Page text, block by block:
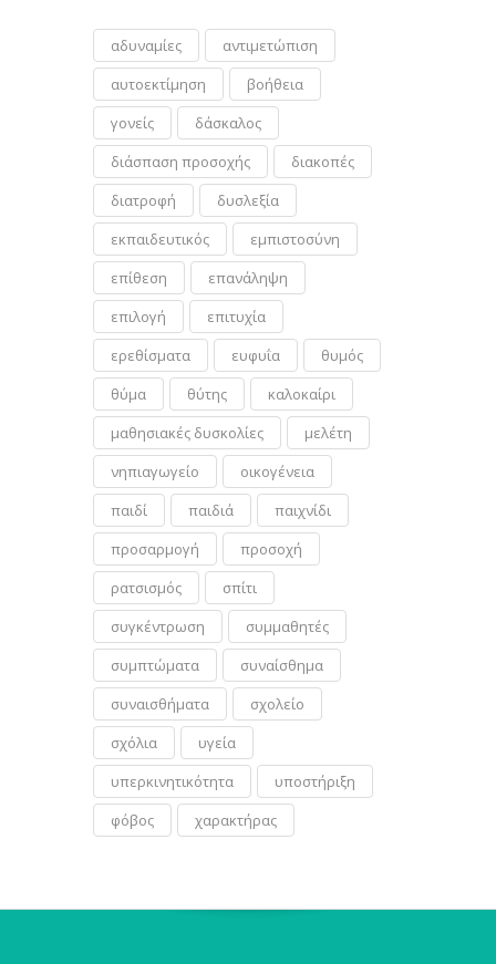
αδυναμίες
αντιμετώπιση
αυτοεκτίμηση
βοήθεια
γονείς
δάσκαλος
διάσπαση προσοχής
διακοπές
διατροφή
δυσλεξία
εκπαιδευτικός
εμπιστοσύνη
επίθεση
επανάληψη
επιλογή
επιτυχία
ερεθίσματα
ευφυΐα
θυμός
θύμα
θύτης
καλοκαίρι
μαθησιακές δυσκολίες
μελέτη
νηπιαγωγείο
οικογένεια
παιδί
παιδιά
παιχνίδι
προσαρμογή
προσοχή
ρατσισμός
σπίτι
συγκέντρωση
συμμαθητές
συμπτώματα
συναίσθημα
συναισθήματα
σχολείο
σχόλια
υγεία
υπερκινητικότητα
υποστήριξη
φόβος
χαρακτήρας